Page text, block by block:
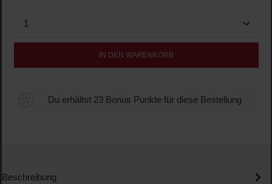
Produkt Anzahl: Gib den gewünschten Wert ein
IN DEN WARENKORB
Du erhältst 23 Bonus Punkte für diese Bestellung
Beschreibung